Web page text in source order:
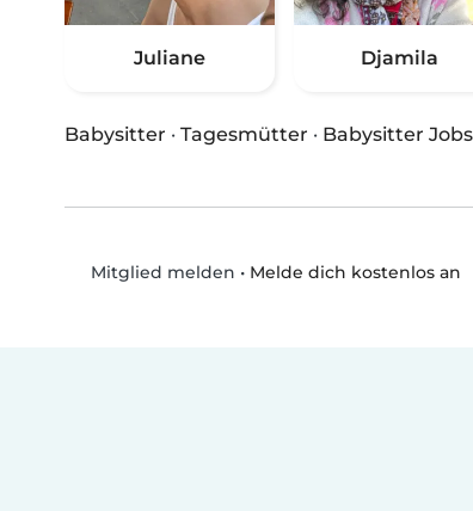
Juliane Djamila
Babysitter · Tagesmütter · Babysitter Jobs
Mitglied melden • Melde dich kostenlos an